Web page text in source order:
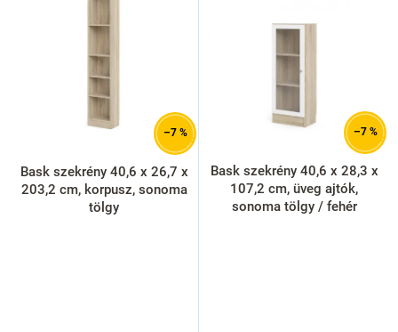
–7 %
Bask szekrény 40,6 x 26,7 x
203,2 cm, korpusz, sonoma
tölgy
–7 %
Bask szekrény 40,6 x 28,3 x
107,2 cm, üveg ajtók,
sonoma tölgy / fehér